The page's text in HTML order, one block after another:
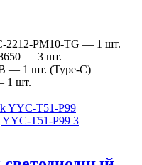
2212-PM10-TG — 1 шт.
— 3 шт.
— 1 шт. (Type-C)
1 шт.